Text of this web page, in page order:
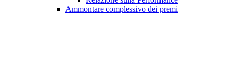
Ammontare complessivo dei premi